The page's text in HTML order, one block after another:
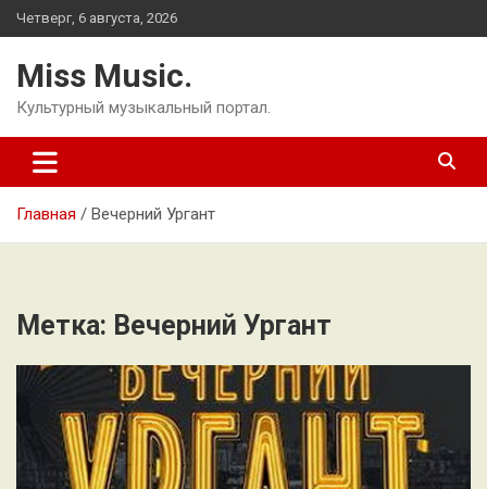
Перейти
к
Четверг, 6 августа, 2026
Miss Music.
Культурный музыкальный портал.
Главная Вечерний Ургант
Метка: Вечерний Ургант